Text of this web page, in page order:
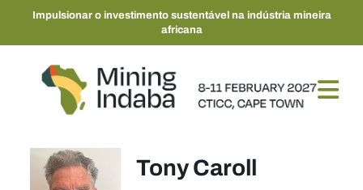
Impulsionar o investimento sustentável na indústria mineira
africana
Tony Caroll